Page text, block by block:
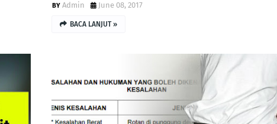
Admin
June 08, 2017
BACA LANJUT »